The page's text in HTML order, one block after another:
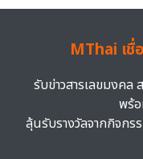
MThai เชื่
รับข่าวสารเลขมงคล
พร้อ
ลุ้นรับรางวัลจากกิจกร